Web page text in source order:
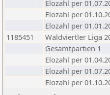
Elozahl per
Elozahl per
Elozahl per
1185451
Waldviertler Liga
Gesamtpartien 1
Elozahl per
Elozahl per
Elozahl per